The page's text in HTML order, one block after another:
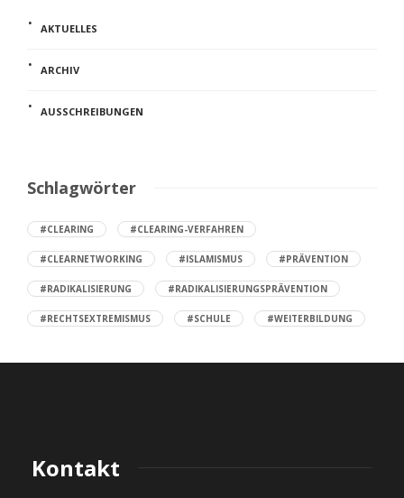
AKTUELLES
ARCHIV
AUSSCHREIBUNGEN
Schlagwörter
#CLEARING #CLEARING-VERFAHREN
#CLEARNETWORKING #ISLAMISMUS #PRÄVENTION
#RADIKALISIERUNG #RADIKALISIERUNGSPRÄVENTION
#RECHTSEXTREMISMUS #SCHULE #WEITERBILDUNG
Kontakt